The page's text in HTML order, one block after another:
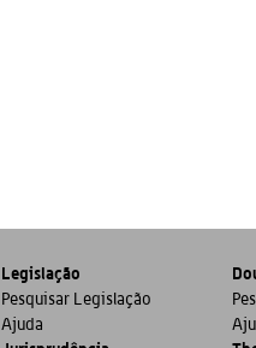
Legislação
Pesquisar Legislação
Ajuda